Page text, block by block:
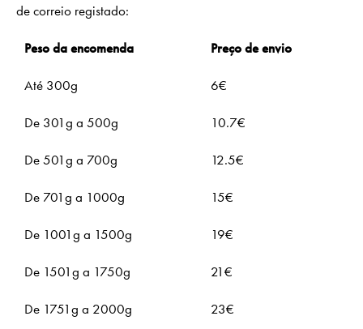
de correio registado:
Peso da encomenda Preço de envio
Até 300g 6€
De 301g a 500g 10.7€
De 501g a 700g 12.5€
De 701g a 1000g 15€
De 1001g a 1500g 19€
De 1501g a 1750g 21€
De 1751g a 2000g 23€